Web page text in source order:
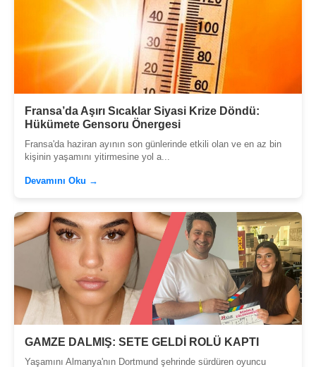
Fransa’da Aşırı Sıcaklar Siyasi Krize Döndü:
Hükümete Gensoru Önergesi
Fransa'da haziran ayının son günlerinde etkili olan ve en az bin
kişinin yaşamını yitirmesine yol a...
Devamını Oku →
GAMZE DALMIŞ: SETE GELDİ ROLÜ KAPTI
Yaşamını Almanya'nın Dortmund şehrinde sürdüren oyuncu